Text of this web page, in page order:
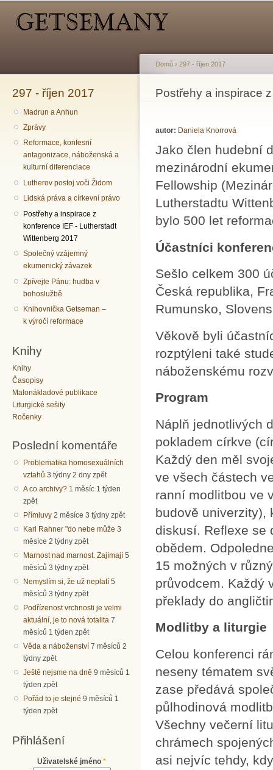
297 - říjen 2017
Madrun a Anhun
Zprávy
Reformace, konfesní
antagonizace, náboženská a
kulturní diferenciace
Lutherov postoj voči Židom
Lidská práva a církevní právo
Postřehy a inspirace z
konference IEF - Lutherstadt
Wittenberg 2017
Společný vzájemný
ekumenický závazek
Zpívejte Pánu: hudba v
bohoslužbě
Knihovnička Getseman –
k výročí reformace
Knihy
Knihy
Časopisy
Malonákladové publikace
Liturgické sešity
Ročenky
Poslední komentáře
Problematika homosexuálních
vztahů 3 týdny 2 dny zpět
A co archivy? 1 měsíc 1 týden
zpět
Přímluvy 2 měsíce 3 týdny zpět
Karl Rahner "do nebe může 3
měsíce 2 týdny zpět
Marnost nad marnost. Zajímají 5
měsíců 3 týdny zpět
Nemyslím si, že už neplatí 5
měsíců 3 týdny zpět
Podřízenost vrchnosti je velmi
aktuální, je to nová totalita 7
měsíců 1 týden zpět
Věda a náboženství 7 měsíců 2
týdny zpět
Ještě nejsme na dně 9 měsíců 1
týden zpět
Pořád to je stejné 9 měsíců 1
týden zpět
Přihlášení
Uživatelské jméno *
Jste zde
Domů › 297 - říjen 2017
Postřehy a inspirace
autor: Daniela Knorrová
Jako člen hudební
mezinárodní
Fellowship
Lutherstadtu
bylo 500 let
Účastníci
Sešlo celkem 300
Česká republika,
Rumunsko,
Věkově byli
rozptýleni také
náboženskému
Program
Náplň jednotlivých
pokladem církve
Každý den měl
ve všech částech
ranní modlitbou ve
budově univerzity),
diskusí. Reflexe se
obědem.
15 možných v
průvodcem. Každý
překlady do
Modlitby a liturgie
Celou konferenci
neseny tématem
zase předává
půlhodinová
Všechny večerní
chrámech
asi nejvíc tehdy,